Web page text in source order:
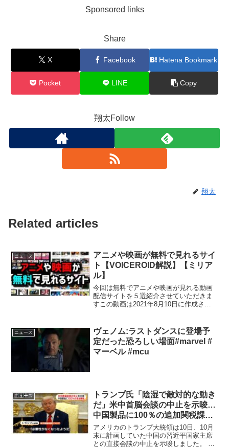
Sponsored links
Share
X Facebook Hatena Bookmark
Pocket LINE Copy
翔太Follow
翔太
Related articles
ニュース
アニメや映画が無料で見れるサイ
ト【VOICEROID解説】【ミリア
ル】
今回は無料でアニメや映画が見れる動画
配信サイトを５選紹介させていただきま
すこの動画は2021年8月10日に作成され
ただいた動画は全て合法の配信サイトな
ので違法サイトは含...
ニュース
ヴェノム:ラストダンスに登場予
定だった恐ろしい場面#marvel #
マーベル #mcu
ニュース
トランプ氏「陰湿で敵対的な動き
だ」米中首脳会談の中止を示唆…
中国製品に100％の追加関税課す
とも表明
アメリカのトランプ大統領は10日、10月
末に計画していた中国の習近平国家主席
との直接会談の中止を示唆しました。 米